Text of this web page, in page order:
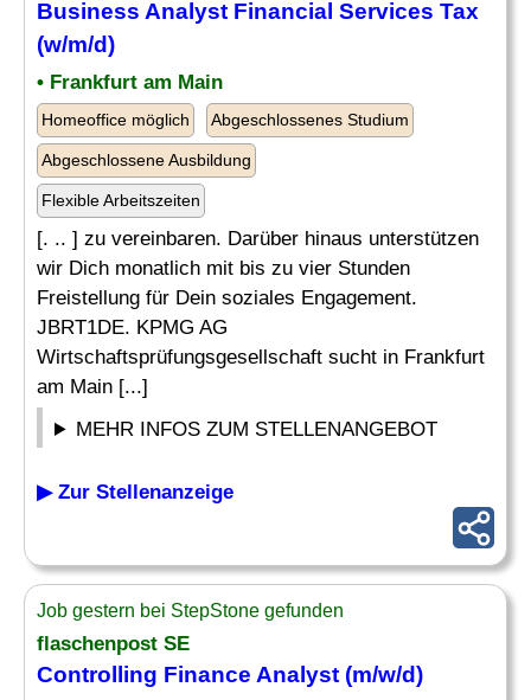
Business Analyst Financial Services Tax
(w/m/d)
• Frankfurt am Main
Homeoffice möglich Abgeschlossenes Studium
Abgeschlossene Ausbildung
Flexible Arbeitszeiten
[. .. ] zu vereinbaren. Darüber hinaus unterstützen
wir Dich monatlich mit bis zu vier Stunden
Freistellung für Dein soziales Engagement.
JBRT1DE. KPMG AG
Wirtschaftsprüfungsgesellschaft sucht in Frankfurt
am Main [...]
MEHR INFOS ZUM STELLENANGEBOT
▶ Zur Stellenanzeige
Job gestern bei StepStone gefunden
flaschenpost SE
Controlling Finance Analyst (m/w/d)